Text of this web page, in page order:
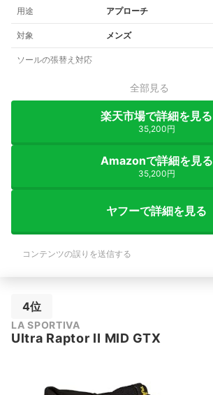
用途 アプローチ
対象 メンズ
ソールの張替え対応
全部見る
楽天市場で詳細を見る
35,200円
Amazonで詳細を見る
35,200円
ヤフーで詳細を見る
コンテンツの誤りを送信する
4位
LA SPORTIVA
Ultra Raptor II MID GTX